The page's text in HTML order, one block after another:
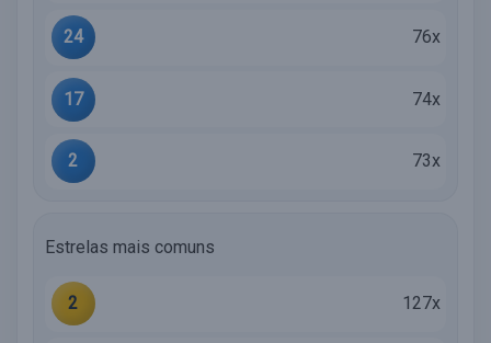
24 76x
17 74x
2 73x
Estrelas mais comuns
2 127x